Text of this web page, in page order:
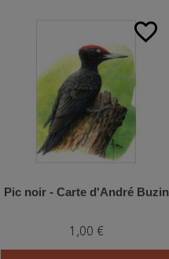
favorite_border
Pic noir - Carte d'André Buzin
1,00 €